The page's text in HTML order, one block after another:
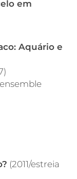
em
Aquário e
(2011/estreia